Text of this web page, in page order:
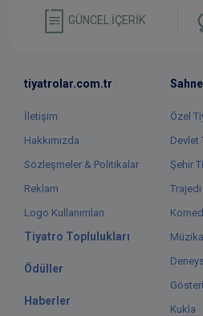
GÜNCEL İÇERİK
tiyatrolar.com.tr
İletişim
Hakkımızda
Sözleşmeler & Politikalar
Reklam
Logo Kullanımları
Tiyatro Toplulukları
Ödüller
Haberler
Özel
Devlet
Şehir
Gösteri
Kukla